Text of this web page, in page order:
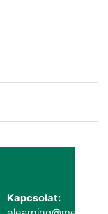
Kapcsolat: